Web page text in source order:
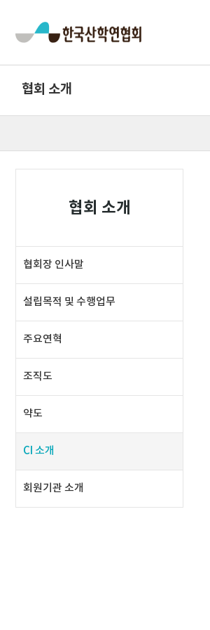
협회 소개
협회 소개
협회장 인사말
설립목적 및 수행업무
주요연혁
조직도
약도
CI 소개
회원기관 소개